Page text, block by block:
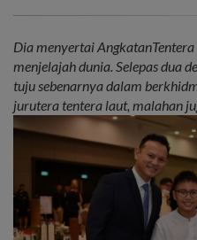
Dia menyertai
menjelajah dunia. Selepas dua
tuju sebenarnya dalam
jurutera tentera laut, malahan